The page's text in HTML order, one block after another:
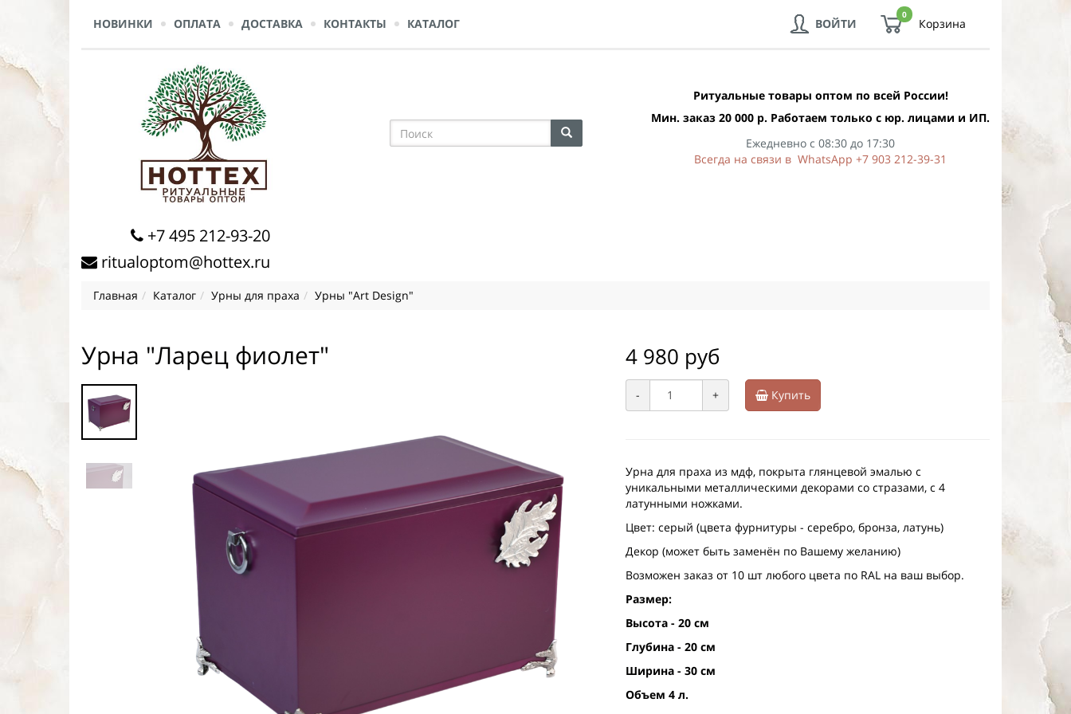
НОВИНКИ ОПЛАТА ДОСТАВКА КОНТАКТЫ КАТАЛОГ
0
Корзина
ВОЙТИ
Ритуальные товары оптом по всей России!
Мин. заказ 20 000 р. Работаем только с юр. лицами и ИП.
Ежедневно с 08:30 до 17:30
Всегда на связи в WhatsApp +7 903 212-39-31
+7 495 212-93-20
ritualoptom@hottex.ru
Главная Каталог Урны для праха Урны "Art Design"
Урна "Ларец фиолет" 4 980 руб
- + Купить
Урна для праха из мдф, покрыта глянцевой эмалью с
уникальными металлическими декорами со стразами, с 4
латунными ножками.
Цвет: серый (цвета фурнитуры - серебро, бронза, латунь)
Декор (может быть заменён по Вашему желанию)
Возможен заказ от 10 шт любого цвета по RAL на ваш выбор.
Размер:
Высота - 20 см
Глубина - 20 см
Ширина - 30 см
Объем 4 л.